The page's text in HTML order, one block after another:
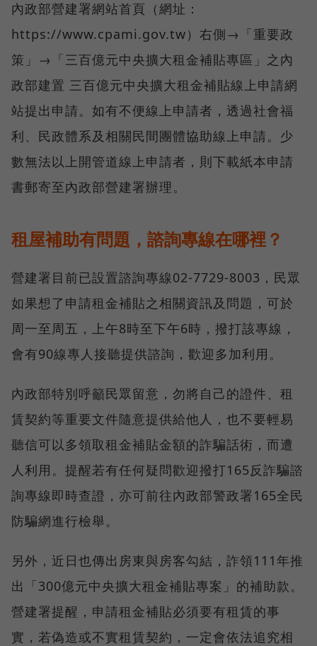
內政部營建署網站首頁（網址：
https://www.cpami.gov.tw）右側→「重要政
策」→「三百億元中央擴大租金補貼專區」之內
政部建置 三百億元中央擴大租金補貼線上申請網
站提出申請。如有不便線上申請者，透過社會福
利、民政體系及相關民間團體協助線上申請。少
數無法以上開管道線上申請者，則下載紙本申請
書郵寄至內政部營建署辦理。
租屋補助有問題，諮詢專線在哪裡？
營建署目前已設置諮詢專線02-7729-8003，民眾
如果想了申請租金補貼之相關資訊及問題，可於
周一至周五，上午8時至下午6時，撥打該專線，
會有90線專人接聽提供諮詢，歡迎多加利用。
內政部特別呼籲民眾留意，勿將自己的證件、租
賃契約等重要文件隨意提供給他人，也不要輕易
聽信可以多領取租金補貼金額的詐騙話術，而遭
人利用。提醒若有任何疑問歡迎撥打165反詐騙諮
詢專線即時查證，亦可前往內政部警政署165全民
防騙網進行檢舉。
另外，近日也傳出房東與房客勾結，詐領111年推
出「300億元中央擴大租金補貼專案」的補助款。
營建署提醒，申請租金補貼必須要有租賃的事
實，若偽造或不實租賃契約，一定會依法追究相